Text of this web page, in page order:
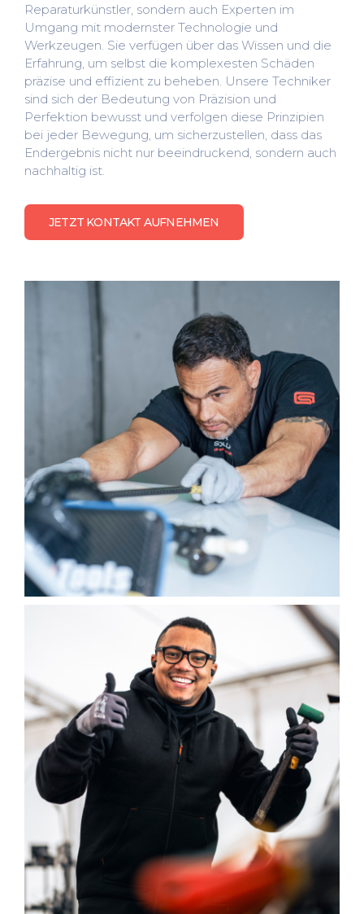
Reparaturkünstler, sondern auch Experten im
Umgang mit modernster Technologie und
Werkzeugen. Sie verfügen über das Wissen und die
Erfahrung, um selbst die komplexesten Schäden
präzise und effizient zu beheben. Unsere Techniker
sind sich der Bedeutung von Präzision und
Perfektion bewusst und verfolgen diese Prinzipien
bei jeder Bewegung, um sicherzustellen, dass das
Endergebnis nicht nur beeindruckend, sondern auch
nachhaltig ist.
JETZT KONTAKT AUFNEHMEN